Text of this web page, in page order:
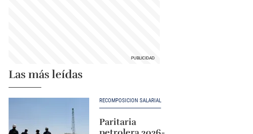
Las más leídas
RECOMPOSICIÓN SALARIAL
Paritaria